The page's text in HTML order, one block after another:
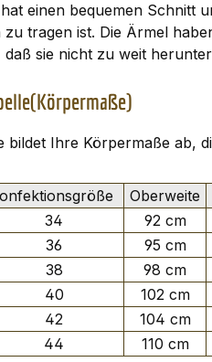
einen bequemen Schnitt
zu tragen ist. Die Ärmel
daß sie nicht zu weit
bildet Ihre Körpermaße ab,
Oberweite
34 92 cm
36 95 cm
38 98 cm
40 102 cm
42 104 cm
44 110 cm